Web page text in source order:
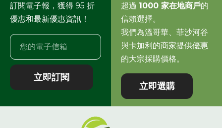
訂閱電子報，獲得 95 折
優惠和最新優惠資訊！
立即訂閱
超過 1000 家在地商戶的
信賴選擇。
我們為溫哥華、菲沙河谷
與卡加利的商家提供優惠
的大宗採購價格。
立即選購